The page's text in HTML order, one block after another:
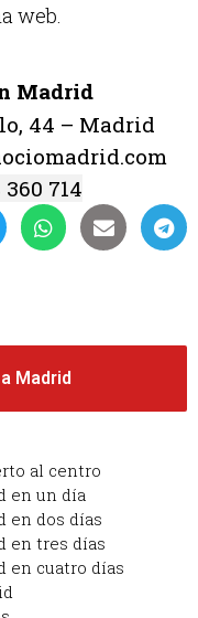
web.
Madrid
44 – Madrid
714
Madrid
al centro
en un día
en dos días
en tres días
en cuatro días